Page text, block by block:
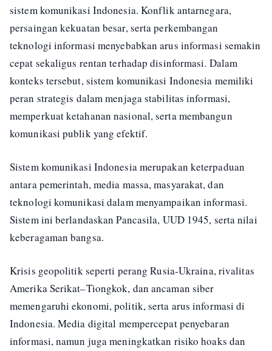
sistem komunikasi Indonesia. Konflik antarnegara,
persaingan kekuatan besar, serta perkembangan
teknologi informasi menyebabkan arus informasi semakin
cepat sekaligus rentan terhadap disinformasi. Dalam
konteks tersebut, sistem komunikasi Indonesia memiliki
peran strategis dalam menjaga stabilitas informasi,
memperkuat ketahanan nasional, serta membangun
komunikasi publik yang efektif.
Sistem komunikasi Indonesia merupakan keterpaduan
antara pemerintah, media massa, masyarakat, dan
teknologi komunikasi dalam menyampaikan informasi.
Sistem ini berlandaskan Pancasila, UUD 1945, serta nilai
keberagaman bangsa.
Krisis geopolitik seperti perang Rusia-Ukraina, rivalitas
Amerika Serikat–Tiongkok, dan ancaman siber
memengaruhi ekonomi, politik, serta arus informasi di
Indonesia. Media digital mempercepat penyebaran
informasi, namun juga meningkatkan risiko hoaks dan